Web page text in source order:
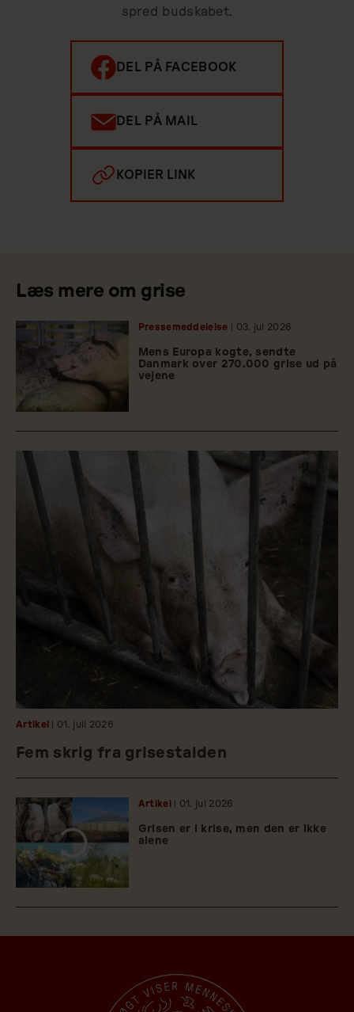
spred budskabet.
DEL PÅ FACEBOOK
DEL PÅ MAIL
KOPIER LINK
Læs mere om grise
Pressemeddelelse | 03. jul 2026
Mens Europa kogte, sendte
Danmark over 270.000 grise ud på
vejene
Artikel | 01. juli 2026
Fem skrig fra grisestalden
Artikel | 01. jul 2026
Grisen er i krise, men den er ikke
alene